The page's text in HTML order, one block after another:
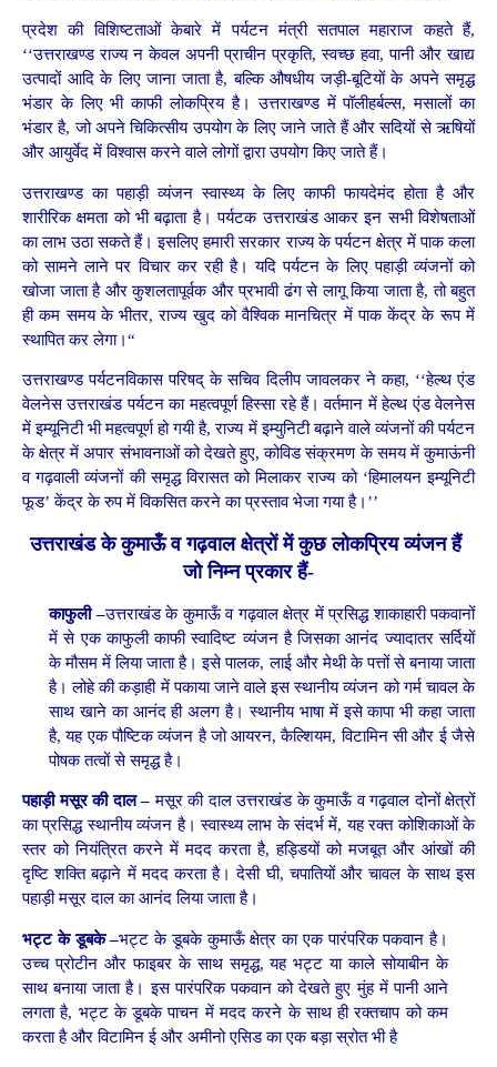
प्रदेश की विशिष्टताओं केबारे में पर्यटन मंत्री सतपाल महाराज कहते हैं,
‘‘उत्तराखण्ड राज्य न केवल अपनी प्राचीन प्रकृति, स्वच्छ हवा, पानी और खाद्य
उत्पादों आदि के लिए जाना जाता है, बल्कि औषधीय जड़ी-बूटियों के अपने समृद्ध
भंडार के लिए भी काफी लोकप्रिय है। उत्तराखण्ड में पॉलीहर्बल्स, मसालों का
भंडार है, जो अपने चिकित्सीय उपयोग के लिए जाने जाते हैं और सदियों से ऋषियों
और आयुर्वेद में विश्वास करने वाले लोगों द्वारा उपयोग किए जाते हैं।
उत्तराखण्ड का पहाड़ी व्यंजन स्वास्थ्य के लिए काफी फायदेमंद होता है और
शारीरिक क्षमता को भी बढ़ाता है। पर्यटक उत्तराखंड आकर इन सभी विशेषताओं
का लाभ उठा सकते हैं। इसलिए हमारी सरकार राज्य के पर्यटन क्षेत्र में पाक कला
को सामने लाने पर विचार कर रही है। यदि पर्यटन के लिए पहाड़ी व्यंजनों को
खोजा जाता है और कुशलतापूर्वक और प्रभावी ढंग से लागू किया जाता है, तो बहुत
ही कम समय के भीतर, राज्य खुद को वैश्विक मानचित्र में पाक केंद्र के रूप में
स्थापित कर लेगा।“
उत्तराखण्ड पर्यटनविकास परिषद् के सचिव दिलीप जावलकर ने कहा, ‘‘हेल्थ एंड
वेलनेस उत्तराखंड पर्यटन का महत्वपूर्ण हिस्सा रहे हैं। वर्तमान में हेल्थ एंड वेलनेस
में इम्यूनिटी भी महत्वपूर्ण हो गयी है, राज्य में इम्युनिटी बढ़ाने वाले व्यंजनों की पर्यटन
के क्षेत्र में अपार संभावनाओं को देखते हुए, कोविड संक्रमण के समय में कुमाऊंनी
व गढ़वाली व्यंजनों की समृद्ध विरासत को मिलाकर राज्य को ‘हिमालयन इम्यूनिटी
फूड’ केंद्र के रुप में विकसित करने का प्रस्ताव भेजा गया है।’’
उत्तराखंडकेकुमाऊँवगढ़वाल क्षेत्रोंमेंकुछलोकप्रियव्यंजनहैं
जोनिम्नप्रकारहैं-
काफुली –उत्तराखंड के कुमाऊँ व गढ़वाल क्षेत्र में प्रसिद्ध शाकाहारी पकवानों
में से एक काफुली काफी स्वादिष्ट व्यंजन है जिसका आनंद ज्यादातर सर्दियों
के मौसम में लिया जाता है। इसे पालक, लाई और मेथी के पत्तों से बनाया जाता
है। लोहे की कड़ाही में पकाया जाने वाले इस स्थानीय व्यंजन को गर्म चावल के
साथ खाने का आनंद ही अलग है। स्थानीय भाषा में इसे कापा भी कहा जाता
है, यह एक पौष्टिक व्यंजन है जो आयरन, कैल्शियम, विटामिन सी और ई जैसे
पोषक तत्वों से समृद्ध है।
पहाड़ीमसूरकीदाल – मसूर की दाल उत्तराखंड के कुमाऊँ व गढ़वाल दोनों क्षेत्रों
का प्रसिद्ध स्थानीय व्यंजन है। स्वास्थ्य लाभ के संदर्भ में, यह रक्त कोशिकाओं के
स्तर को नियंत्रित करने में मदद करता है, हड्डियों को मजबूत और आंखों की
दृष्टि शक्ति बढ़ाने में मदद करता है। देसी घी, चपातियों और चावल के साथ इस
पहाड़ी मसूर दाल का आनंद लिया जाता है।
भट्टकेडूबके –भट्ट के डूबके कुमाऊँ क्षेत्र का एक पारंपरिक पकवान है।
उच्च प्रोटीन और फाइबर के साथ समृद्ध, यह भट्ट या काले सोयाबीन के
साथ बनाया जाता है। इस पारंपरिक पकवान को देखते हुए मुंह में पानी आने
लगता है, भट्ट के डूबके पाचन में मदद करने के साथ ही रक्तचाप को कम
करता है और विटामिन ई और अमीनो एसिड का एक बड़ा स्रोत भी है